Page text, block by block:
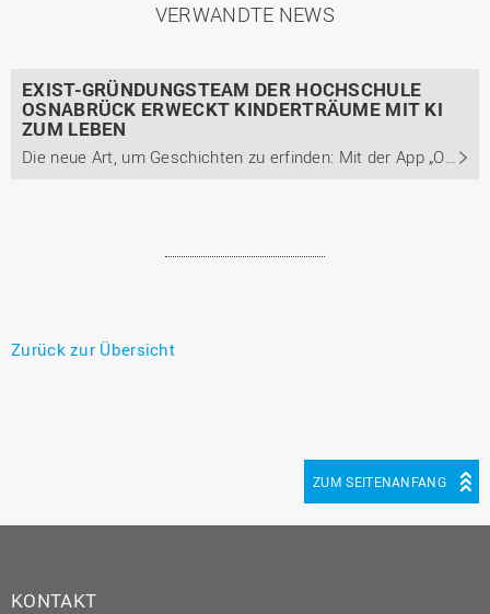
VERWANDTE NEWS
EXIST-GRÜNDUNGSTEAM DER HOCHSCHULE
OSNABRÜCK ERWECKT KINDERTRÄUME MIT KI
ZUM LEBEN
Die neue Art, um Geschichten zu erfinden: Mit der App „Oneiro“ sollen Kinder bald ihre eigenen Geschichten schreiben, illustrieren und vertonen können. Möglich ist dies mit Künstlicher Intelligenz (KI).
Zurück zur Übersicht
ZUM SEITENANFANG
KONTAKT